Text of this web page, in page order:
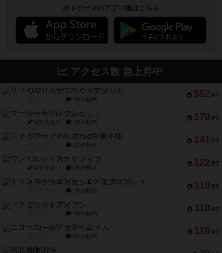
ボドゲーマのアプリ版はこちら
アクセス数 急上昇中
552 PT
リワイルド：サウスアメリカ
2件の投稿
170 PT
マーケットフレッシュ
紹介文あり 1件の投稿
141 PT
ファイアー・ブルズ / 火牛陣
1件の投稿
122 PT
ワン・トゥ・ファイブ
紹介文あり 1件の投稿
119 PT
トランスオリエント・エクスプレス
1件の投稿
118 PT
フラットアイアン
2件の投稿
118 PT
エコーズ・オブ・タイム
8件の投稿
南北戦争